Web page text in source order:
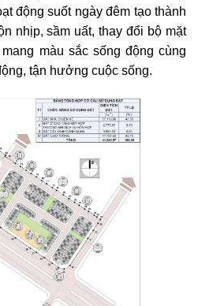
động suốt ngày đêm tạo thành
nhịp, sầm uất, thay đổi bộ mặt
màu sắc sống động cùng
tận hưởng cuộc sống.